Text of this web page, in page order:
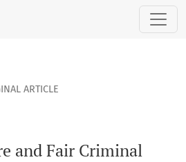
ARTICLE
and Fair Criminal